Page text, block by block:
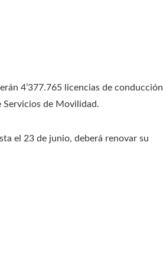
4’377.765 licencias de conducción
Servicios de Movilidad.
el 23 de junio, deberá renovar su